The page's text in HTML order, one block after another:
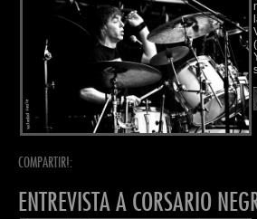
COMPARTIR!:
ENTREVISTA A CORSARIO